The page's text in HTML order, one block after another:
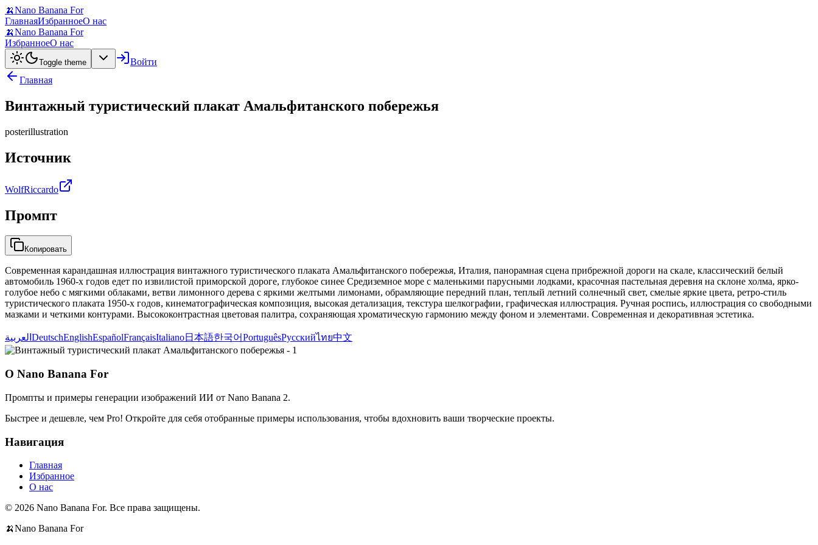
🍌Nano Banana For
ГлавнаяИзбранноеО нас
🍌Nano Banana For
ИзбранноеО нас
Toggle theme
Войти
Главная
Винтажный туристический плакат Амальфитанского побережья
posterillustration
Источник
WolfRiccardo
Промпт
Копировать
Современная карандашная иллюстрация винтажного туристического плаката Амальфитанского побережья, Италия, панорамная сцена прибрежной дороги на скале, классический белый
автомобиль 1960-х годов едет по извилистой приморской дороге, глубокое синее Средиземное море с маленькими парусными лодками, красочная пастельная деревня на склоне холма, ярко-
голубое небо с мягкими облаками, ветви лимонного дерева с яркими желтыми лимонами, обрамляющие передний план, теплый летний солнечный свет, смелые яркие цвета, ретро-стиль
туристического плаката 1950-х годов, кинематографическая композиция, высокая детализация, текстура шелкографии, графическая иллюстрация. Ручная роспись, иллюстрация со свободными
мазками и четкими контурами. Высококонтрастная цветовая палитра, сохраняющая хроматическую гармонию между фоном и элементами. Современная и декоративная эстетика.
العربية DeutschEnglishEspañolFrançaisItaliano日本語한국어PortuguêsРусскийไทย中文
О Nano Banana For
Промпты и примеры генерации изображений ИИ от Nano Banana 2.
Быстрее и дешевле, чем Pro! Откройте для себя отобранные примеры использования, чтобы вдохновить ваши творческие проекты.
Навигация
Главная
Избранное
О нас
© 2026 Nano Banana For. Все права защищены.
🍌Nano Banana For